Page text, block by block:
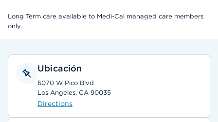
Long Term care available to Medi-Cal managed care members
only.
Ubicación
6070 W Pico Blvd
Los Angeles, CA 90035
Directions